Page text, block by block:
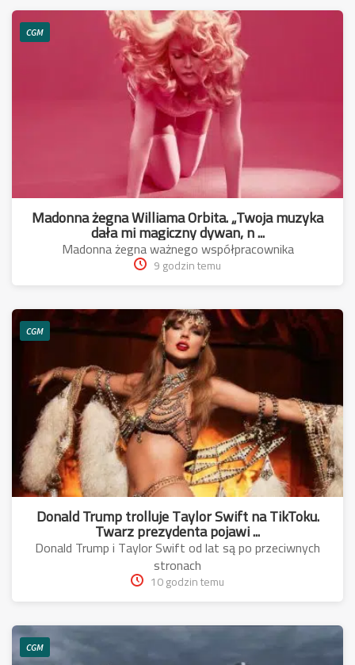
CGM
Madonna żegna Williama Orbita. „Twoja muzyka
dała mi magiczny dywan, n ...
Madonna żegna ważnego współpracownika
9 godzin temu
CGM
Donald Trump trolluje Taylor Swift na TikToku.
Twarz prezydenta pojawi ...
Donald Trump i Taylor Swift od lat są po przeciwnych
stronach
10 godzin temu
CGM